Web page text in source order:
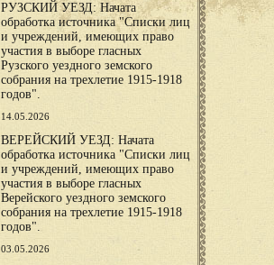
РУЗСКИЙ УЕЗД: Начата
обработка источника "Списки лиц
и учреждений, имеющих право
участия в выборе гласных
Рузского уездного земского
собрания на трехлетие 1915-1918
годов".
14.05.2026
ВЕРЕЙСКИЙ УЕЗД: Начата
обработка источника "Списки лиц
и учреждений, имеющих право
участия в выборе гласных
Верейского уездного земского
собрания на трехлетие 1915-1918
годов".
03.05.2026